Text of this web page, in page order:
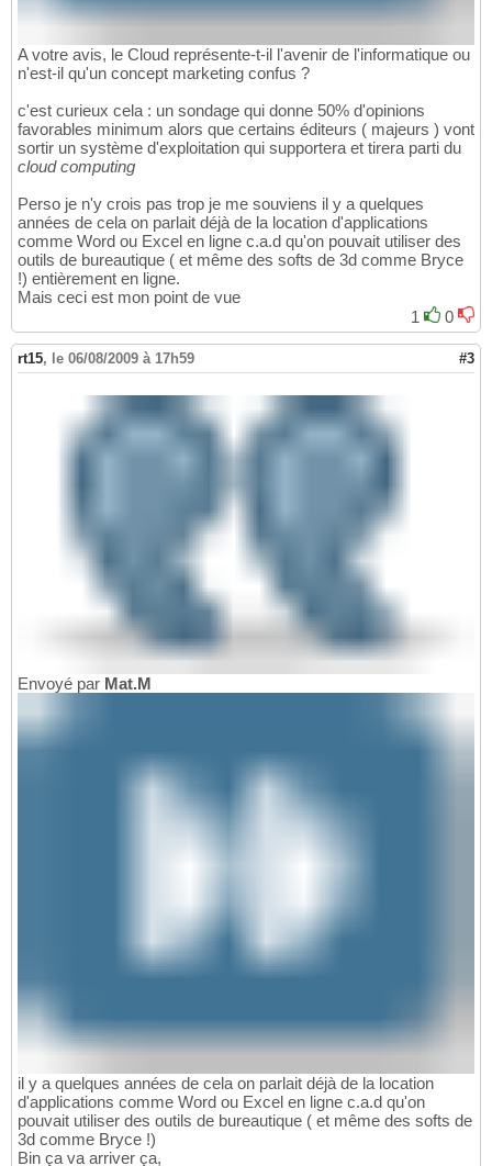
A votre avis, le Cloud représente-t-il l'avenir de l'informatique ou
n'est-il qu'un concept marketing confus ?
c'est curieux cela : un sondage qui donne 50% d'opinions
favorables minimum alors que certains éditeurs ( majeurs ) vont
sortir un système d'exploitation qui supportera et tirera parti du
cloud computing
Perso je n'y crois pas trop je me souviens il y a quelques
années de cela on parlait déjà de la location d'applications
comme Word ou Excel en ligne c.a.d qu'on pouvait utiliser des
outils de bureautique ( et même des softs de 3d comme Bryce
!) entièrement en ligne.
Mais ceci est mon point de vue
1
0
rt15, le 06/08/2009 à 17h59 #3
Envoyé par Mat.M
il y a quelques années de cela on parlait déjà de la location
d'applications comme Word ou Excel en ligne c.a.d qu'on
pouvait utiliser des outils de bureautique ( et même des softs de
3d comme Bryce !)
Bin ça va arriver ça,